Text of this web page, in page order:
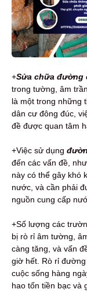
+Sửa chữa đường
trong tường, âm
là một trong những
dân cư đông đúc,
đề được quan tâm
+Việc sử dụng
đến các vấn đề,
này có thể gây khó
nước, và cần phải
nguồn cung cấp
+Số lượng các
bị rò rỉ âm tường,
càng tăng, và vấn
giờ hết. Rò rỉ
cuộc sống hàng
hao tốn tiền bạc và